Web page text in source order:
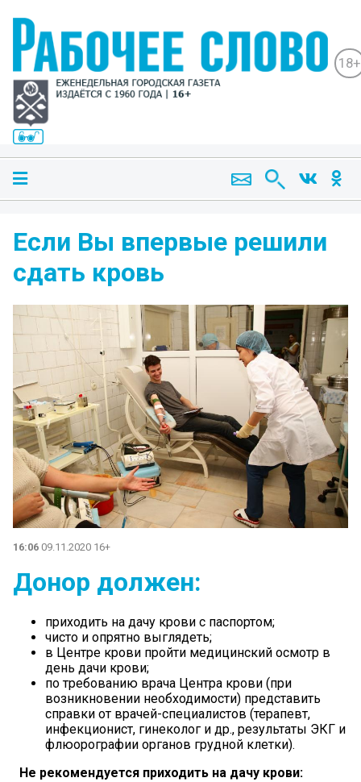
18+
Если Вы впервые решили
сдать кровь
16:06 09.11.2020 16+
Донор должен:
приходить на дачу крови с паспортом;
чисто и опрятно выглядеть;
в Центре крови пройти медицинский осмотр в
день дачи крови;
по требованию врача Центра крови (при
возникновении необходимости) представить
справки от врачей-специалистов (терапевт,
инфекционист, гинеколог и др., результаты ЭКГ и
флюорографии органов грудной клетки).
Не рекомендуется приходить на дачу крови: